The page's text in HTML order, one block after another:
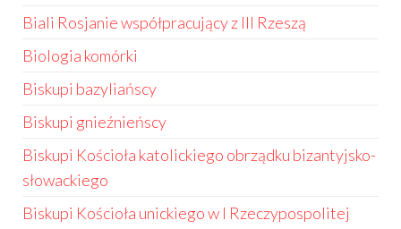
Biali Rosjanie współpracujący z III Rzeszą
Biologia komórki
Biskupi bazyliańscy
Biskupi gnieźnieńscy
Biskupi Kościoła katolickiego obrządku bizantyjsko-
słowackiego
Biskupi Kościoła unickiego w I Rzeczypospolitej